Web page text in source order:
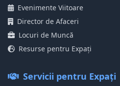
Evenimente Viitoare
Director de Afaceri
Locuri de Muncă
Resurse pentru Expați
Servicii pentru Expați